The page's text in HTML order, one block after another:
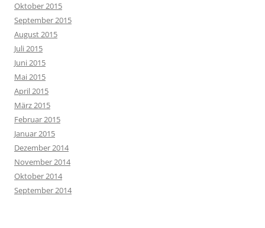
Oktober 2015
September 2015
August 2015
Juli 2015
Juni 2015
Mai 2015
April 2015
März 2015
Februar 2015
Januar 2015
Dezember 2014
November 2014
Oktober 2014
September 2014